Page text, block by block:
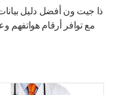
مع توافر أرقام هواتفهم